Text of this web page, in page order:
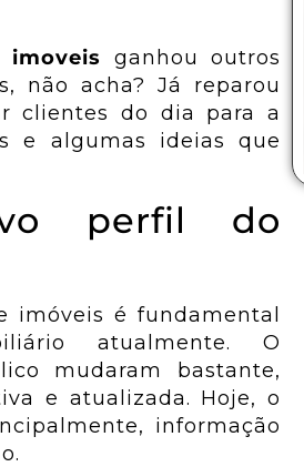
Produção
de Vídeo
Vídeos
institucionais,
profissionais pro
seu negócio.
ganhou outros
não acha? Já reparou
clientes do dia para a
e algumas ideias que
perfil do
imóveis é fundamental
atualmente. O
mudaram bastante,
e atualizada. Hoje, o
informação